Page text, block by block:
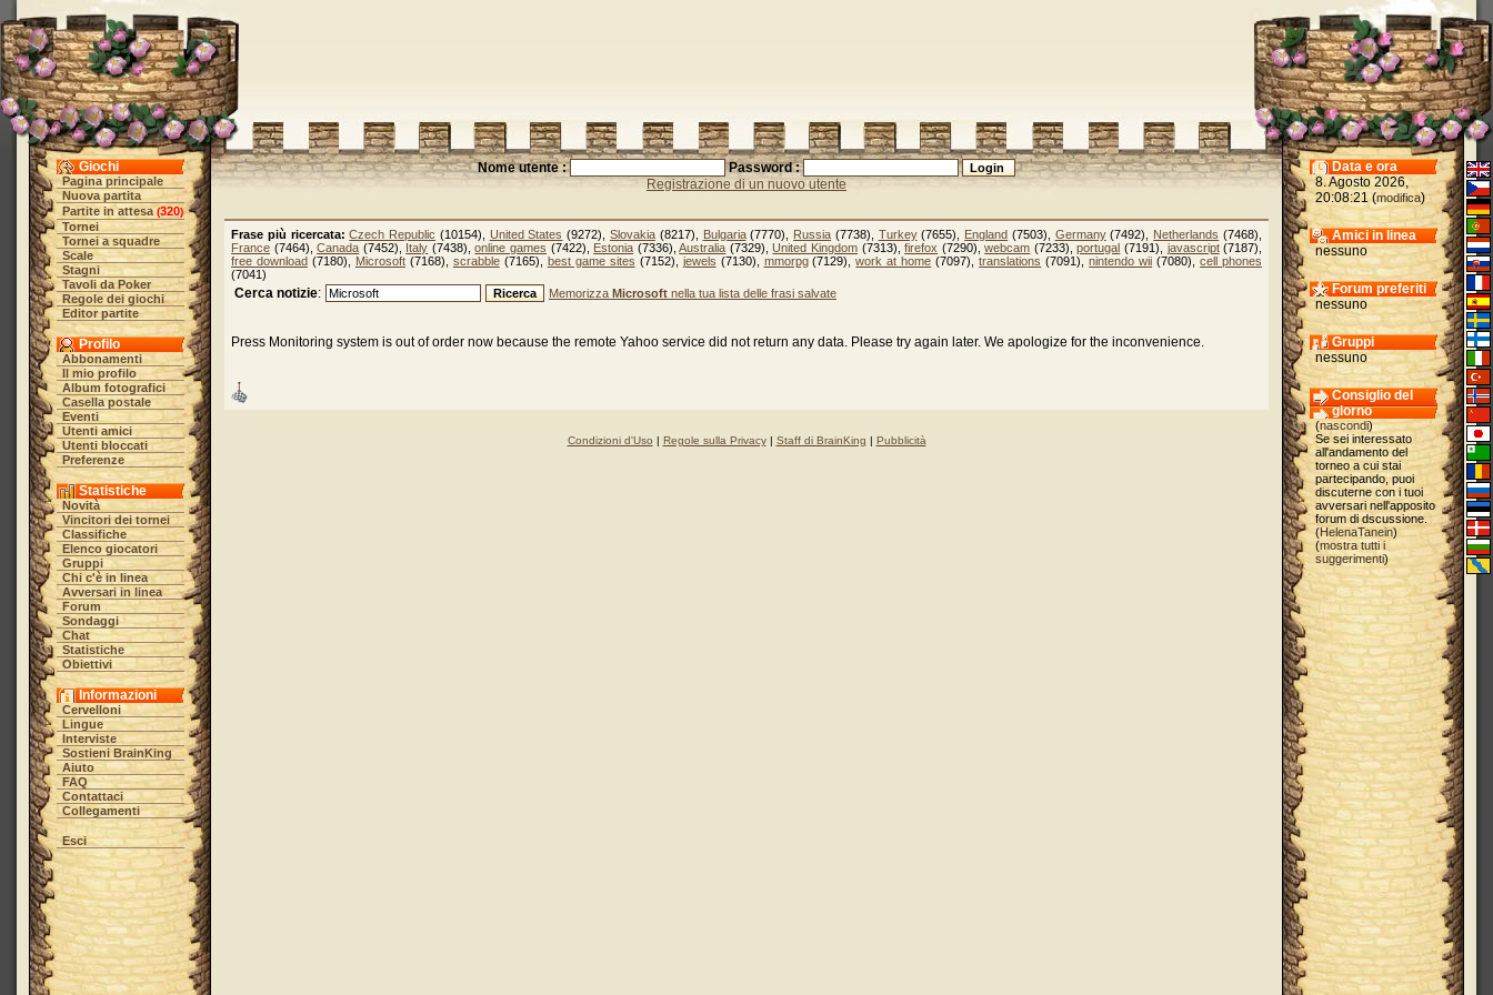
Giochi
Pagina principale
Nuova partita
Partite in attesa (320)
Tornei
Tornei a squadre
Scale
Stagni
Tavoli da Poker
Regole dei giochi
Editor partite
Profilo
Abbonamenti
Il mio profilo
Album fotografici
Casella postale
Eventi
Utenti amici
Utenti bloccati
Preferenze
Statistiche
Novità
Vincitori dei tornei
Classifiche
Elenco giocatori
Gruppi
Chi c'è in linea
Avversari in linea
Forum
Sondaggi
Chat
Statistiche
Obiettivi
Informazioni
Cervelloni
Lingue
Interviste
Sostieni BrainKing
Aiuto
FAQ
Contattaci
Collegamenti
Esci
Nome utente :
Password :
Registrazione di un nuovo utente
Frase più ricercata: Czech Republic (10154), United States (9272), Slovakia(8217), Bulgaria(7770), Russia (7738), Turkey(7655), England (7503), Germany(7492), Netherlands (7468),
France (7464),Canada (7452), Italy (7438),online games (7422), Estonia (7336),Australia (7329),United Kingdom (7313),firefox (7290),webcam (7233),portugal (7191), javascript(7187),
free download(7180), Microsoft(7168), scrabble(7165), best game sites (7152), jewels (7130), mmorpg(7129),work at home (7097),translations (7091),nintendo wii (7080),cell phones
(7041)
Cerca notizie: Memorizza Microsoft nella tua lista delle frasi salvate
Press Monitoring system is out of order now because the remote Yahoo service did not return any data. Please try again later. We apologize for the inconvenience.
Condizioni d'Uso | Regole sulla Privacy| Staff di BrainKing | Pubblicità
Data e ora
8. Agosto 2026,
20:08:21 (modifica)
Amici in linea
nessuno
Forum preferiti
nessuno
Gruppi
nessuno
Consiglio del
giorno
(nascondi)
Se sei interessato
all'andamento del
torneo a cui stai
partecipando, puoi
discuterne con i tuoi
avversari nell'apposito
forum di dscussione.
(HelenaTanein)
(mostra tutti i
suggerimenti)